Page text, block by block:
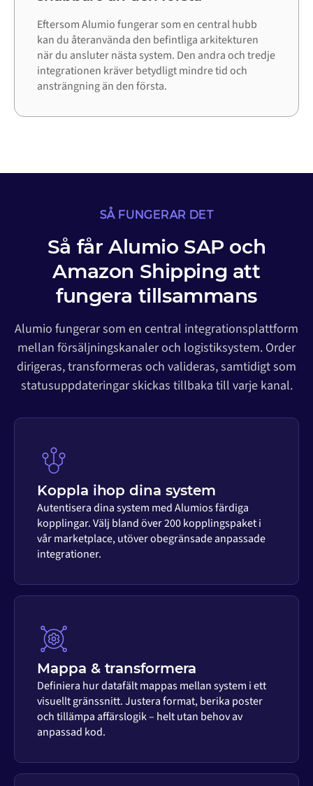
Eftersom Alumio fungerar som en central hubb
kan du återanvända den befintliga arkitekturen
när du ansluter nästa system. Den andra och tredje
integrationen kräver betydligt mindre tid och
ansträngning än den första.
SÅ FUNGERAR DET
Så får Alumio SAP och
Amazon Shipping att
fungera tillsammans
Alumio fungerar som en central integrationsplattform
mellan försäljningskanaler och logistiksystem. Order
dirigeras, transformeras och valideras, samtidigt som
statusuppdateringar skickas tillbaka till varje kanal.
Koppla ihop dina system
Autentisera dina system med Alumios färdiga
kopplingar. Välj bland över 200 kopplingspaket i
vår marketplace, utöver obegränsade anpassade
integrationer.
Mappa & transformera
Definiera hur datafält mappas mellan system i ett
visuellt gränssnitt. Justera format, berika poster
och tillämpa affärslogik – helt utan behov av
anpassad kod.